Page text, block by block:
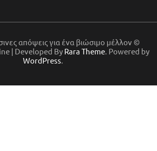
απόψεις για ένα βιώσιμο μέλλον ©
| Developed By Rara Theme. Powered by
WordPress